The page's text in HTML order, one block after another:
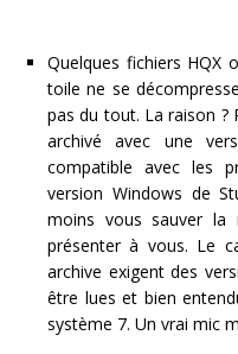
Quelques fichiers HQX
toile ne se
pas du tout. La raison ?
archivé avec une
compatible avec les
version Windows de
moins vous sauver
présenter à vous. Le
archive exigent des
être lues et bien
système 7. Un vrai mic